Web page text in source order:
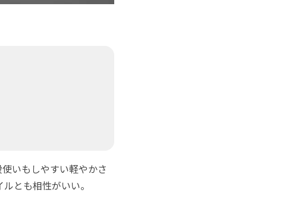
いもしやすい軽やかさ
とも相性がいい。